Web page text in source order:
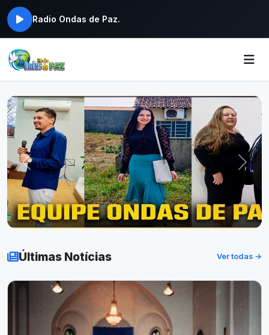
Radio Ondas de Paz.
Últimas Notícias Ver todas →